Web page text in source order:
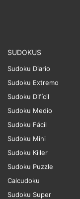
SUDOKUS
Sudoku Diario
Sudoku Extremo
Sudoku Difícil
Sudoku Medio
Sudoku Fácil
Sudoku Mini
Sudoku Killer
Sudoku Puzzle
Calcudoku
Sudoku Super